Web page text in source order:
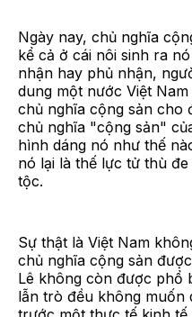
Ngày nay, chủ nghĩa
kể cả ở cái nôi sinh ra
nhận hay phủ nhận,
dung một nước Việt
chủ nghĩa cộng sản cho
chủ nghĩa "cộng sản"
hình dáng nó như thế
nó lại là thế lực tử thù
tộc.
Sự thật là Việt Nam
chủ nghĩa cộng sản
Lê không còn được phổ
lẫn trò đều không muốn